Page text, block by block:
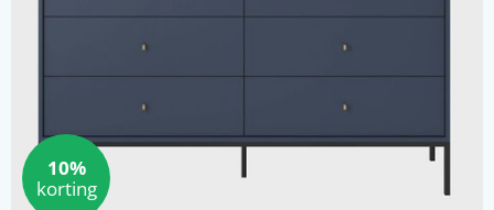
10%
korting